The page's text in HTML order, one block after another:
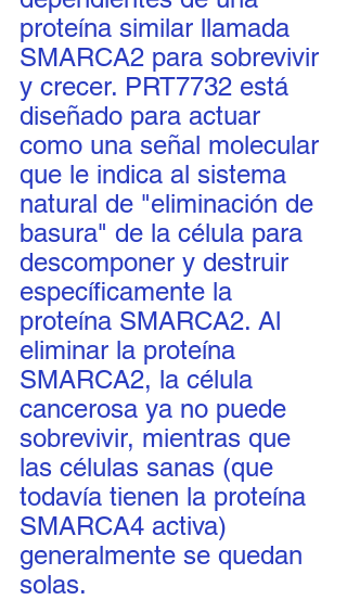
proteína similar llamada
SMARCA2 para sobrevivir
y crecer. PRT7732 está
diseñado para actuar
como una señal molecular
que le indica al sistema
natural de "eliminación de
basura" de la célula para
descomponer y destruir
específicamente la
proteína SMARCA2. Al
eliminar la proteína
SMARCA2, la célula
cancerosa ya no puede
sobrevivir, mientras que
las células sanas (que
todavía tienen la proteína
SMARCA4 activa)
generalmente se quedan
solas.